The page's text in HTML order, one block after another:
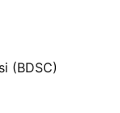
(BDSC)